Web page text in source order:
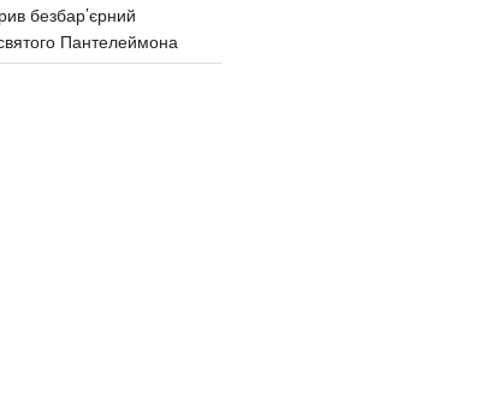
безбар’єрний
Пантелеймона